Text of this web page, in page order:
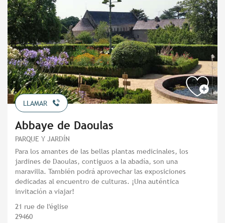
LLAMAR
Abbaye de Daoulas
PARQUE Y JARDÍN
Para los amantes de las bellas plantas medicinales, los
jardines de Daoulas, contiguos a la abadía, son una
maravilla. También podrá aprovechar las exposiciones
dedicadas al encuentro de culturas. ¡Una auténtica
invitación a viajar!
21 rue de l'église
29460